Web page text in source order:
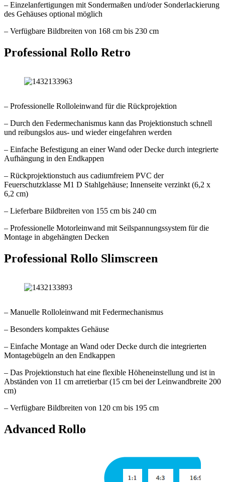
– Einzelanfertigungen mit Sondermaßen und/oder Sonderlackierung
des Gehäuses optional möglich
– Verfügbare Bildbreiten von 168 cm bis 230 cm
Professional Rollo Retro
– Professionelle Rolloleinwand für die Rückprojektion
– Durch den Federmechanismus kann das Projektionstuch schnell
und reibungslos aus- und wieder eingefahren werden
– Einfache Befestigung an einer Wand oder Decke durch integrierte
Aufhängung in den Endkappen
– Rückprojektionstuch aus cadiumfreiem PVC der
Feuerschutzklasse M1 D Stahlgehäuse; Innenseite verzinkt (6,2 x
6,2 cm)
– Lieferbare Bildbreiten von 155 cm bis 240 cm
– Professionelle Motorleinwand mit Seilspannungssystem für die
Montage in abgehängten Decken
Professional Rollo Slimscreen
– Manuelle Rolloleinwand mit Federmechanismus
– Besonders kompaktes Gehäuse
– Einfache Montage an Wand oder Decke durch die integrierten
Montagebügeln an den Endkappen
– Das Projektionstuch hat eine flexible Höheneinstellung und ist in
Abständen von 11 cm arretierbar (15 cm bei der Leinwandbreite 200
cm)
– Verfügbare Bildbreiten von 120 cm bis 195 cm
Advanced Rollo